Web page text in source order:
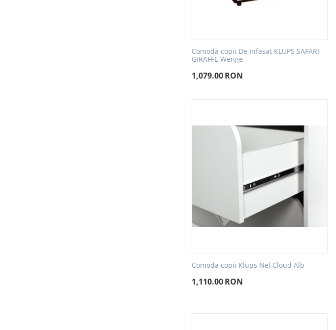
Comoda copii De Infasat KLUPS SAFARI
GIRAFFE Wenge
1,079.00RON
Comoda copii Klups Nel Cloud Alb
1,110.00RON